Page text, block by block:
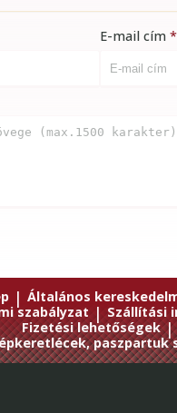
E-mail cím
| Általános
szabályzat | Szállítási
Fizetési lehetőségek |
paszpartuk